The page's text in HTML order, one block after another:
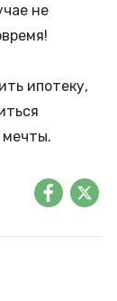
не
ипотеку,